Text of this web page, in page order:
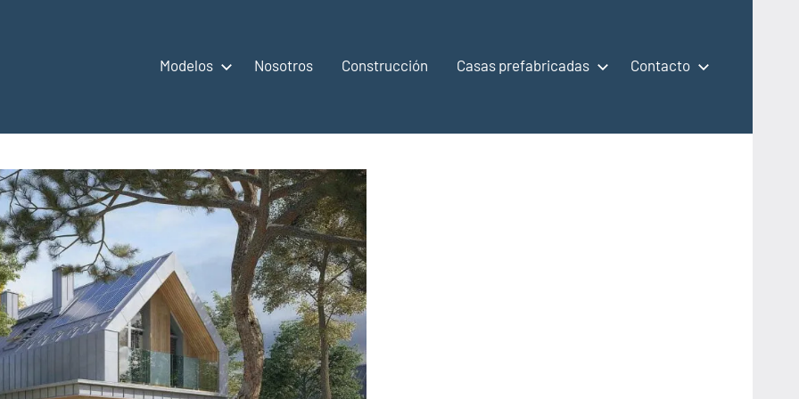
Modelos Nosotros Construcción Casas prefabricadas Contacto